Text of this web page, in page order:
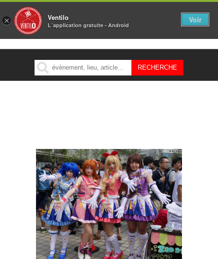
MENU
× Ventilo
L´application gratuite - Android
Voir